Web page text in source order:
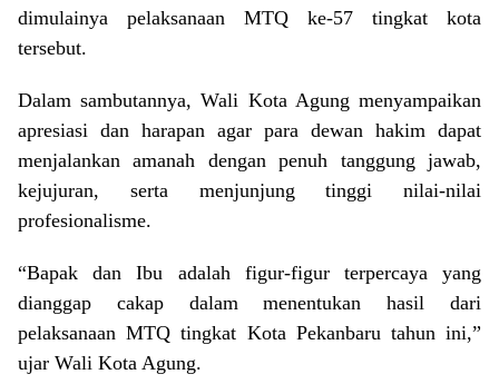
dimulainya pelaksanaan MTQ ke-57 tingkat kota
tersebut.
Dalam sambutannya, Wali Kota Agung menyampaikan
apresiasi dan harapan agar para dewan hakim dapat
menjalankan amanah dengan penuh tanggung jawab,
kejujuran, serta menjunjung tinggi nilai-nilai
profesionalisme.
“Bapak dan Ibu adalah figur-figur terpercaya yang
dianggap cakap dalam menentukan hasil dari
pelaksanaan MTQ tingkat Kota Pekanbaru tahun ini,”
ujar Wali Kota Agung.